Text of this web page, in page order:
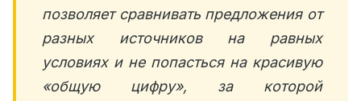
позволяет сравнивать предложения от
разных источников на равных
условиях и не попасться на красивую
«общую цифру», за которой